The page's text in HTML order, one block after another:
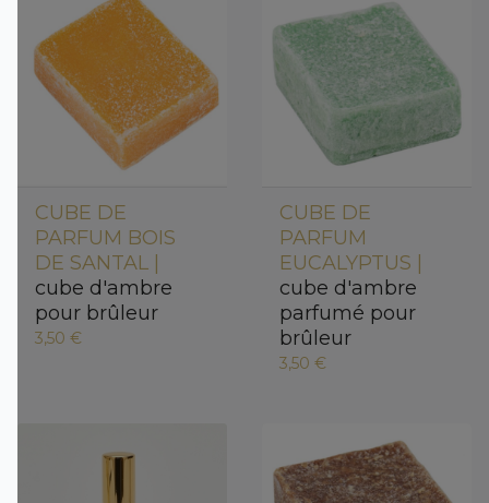
CUBE DE
PARFUM BOIS
DE SANTAL |
cube d'ambre
pour brûleur
3,50 €
CUBE DE
PARFUM
EUCALYPTUS |
cube d'ambre
parfumé pour
brûleur
3,50 €